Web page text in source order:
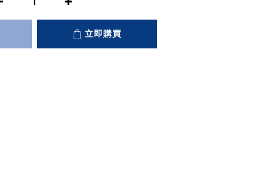
立即購買